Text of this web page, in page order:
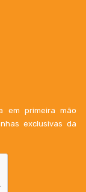
em primeira mão
exclusivas da